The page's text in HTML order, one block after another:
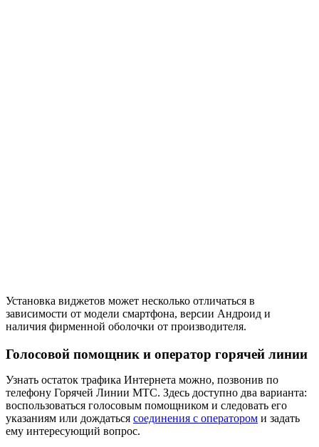
Установка виджетов может несколько отличаться в
зависимости от модели смартфона, версии Андроид и
наличия фирменной оболочки от производителя.
Голосовой помощник и оператор горячей линии
Узнать остаток трафика Интернета можно, позвонив по
телефону Горячей Линии МТС. Здесь доступно два варианта:
воспользоваться голосовым помощником и следовать его
указаниям или дождаться соединения с оператором и задать
ему интересующий вопрос.